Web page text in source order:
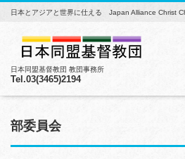
日本とアジアと世界に仕える Japan Alliance Christ
日本同盟基督教団 教団事務所
Tel.03(3465)2194
部委員会